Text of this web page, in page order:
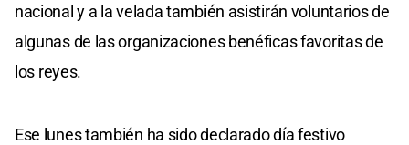
nacional y a la velada también asistirán voluntarios de
algunas de las organizaciones benéficas favoritas de
los reyes.
Ese lunes también ha sido declarado día festivo